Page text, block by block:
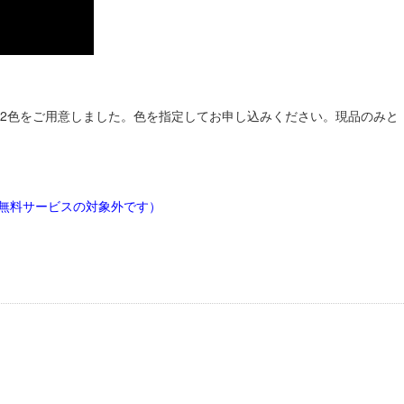
をご用意しました。色を指定してお申し込みください。現品のみと
サービスの対象外です）